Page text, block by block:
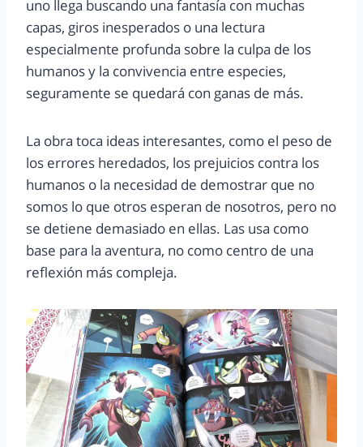
uno llega buscando una fantasía con muchas
capas, giros inesperados o una lectura
especialmente profunda sobre la culpa de los
humanos y la convivencia entre especies,
seguramente se quedará con ganas de más.
La obra toca ideas interesantes, como el peso de
los errores heredados, los prejuicios contra los
humanos o la necesidad de demostrar que no
somos lo que otros esperan de nosotros, pero no
se detiene demasiado en ellas. Las usa como
base para la aventura, no como centro de una
reflexión más compleja.